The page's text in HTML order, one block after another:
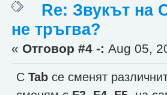
Re: Звукът на
не тръгва?
« Отговор #4 -: Aug 05,
СTab се сменят